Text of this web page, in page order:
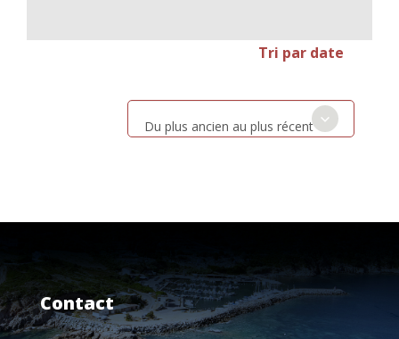
Tri par date
Du plus ancien au plus récent
Contact